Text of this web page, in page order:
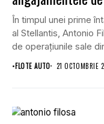
În timpul unei prime
al Stellantis, Antonio
de operațiunile sale
•FLOTE AUTO 21 OCTOMBRIE